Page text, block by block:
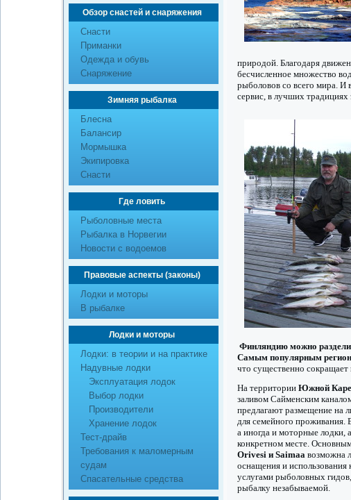
Обзор снастей и снаряжения
Снасти
Приманки
Одежда и обувь
Снаряжение
Зимняя рыбалка
Блесна
Балансир
Мормышка
Экипировка
Снасти
Где ловить
Рыболовные места
Рыбалка в Норвегии
Новости с водоемов
Правовые аспекты (законы)
Лодки и моторы
В рыбалке
Лодки и моторы
Лодки: в теории и на практике
Надувные лодки
Эксплуатация лодок
Выбор лодки
Производители
Хранение лодок
Тест-драйв
Требования к маломерным
судам
Спасательные средства
природой. Благодаря
бесчисленное множество
рыболовов со всего мира. И
сервис, в лучших
Финляндию можно
Самым популярным
что существенно
На территории Южной
заливом Сайменским
предлагают размещение на
для семейного проживания.
а иногда и моторные
конкретном месте.
Orivesi и Saimaa возможна
оснащения и использования
услугами рыболовных
рыбалку незабываемой.